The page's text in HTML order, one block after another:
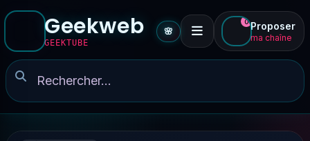
Geekweb
GEEKTUBE
🌸
0 Proposer
ma chaîne